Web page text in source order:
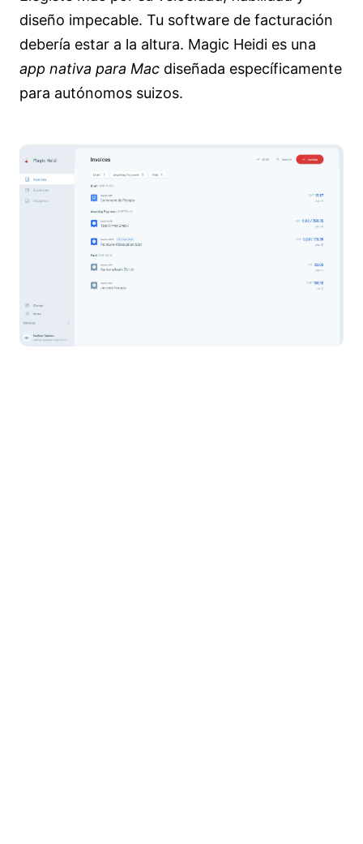
diseño impecable. Tu software de facturación
debería estar a la altura. Magic Heidi es una
app nativa para Mac diseñada específicamente
para autónomos suizos.